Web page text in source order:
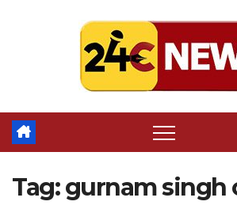
Tag:gurnam singh